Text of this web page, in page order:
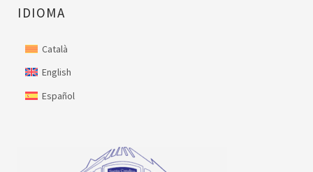
IDIOMA
Català
English
Español